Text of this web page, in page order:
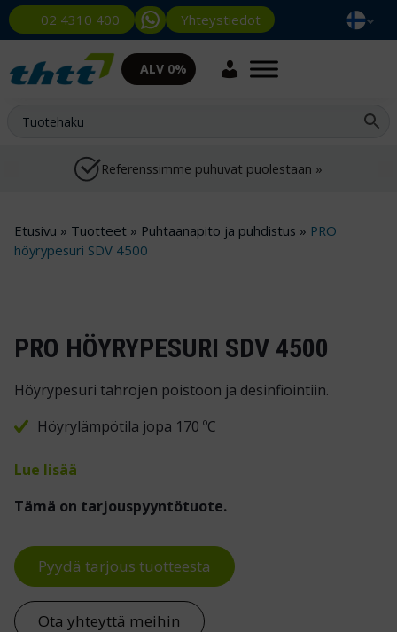
02 4310 400 Yhteystiedot
ALV 0%
Referenssimme puhuvat puolestaan »
Etusivu » Tuotteet » Puhtaanapito ja puhdistus » PRO
höyrypesuri SDV 4500
PRO HÖYRYPESURI SDV 4500
Höyrypesuri tahrojen poistoon ja desinfiointiin.
Höyrylämpötila jopa 170 ºC
Lue lisää
Tämä on tarjouspyyntötuote.
Pyydä tarjous tuotteesta
Ota yhteyttä meihin